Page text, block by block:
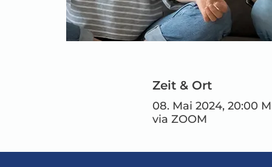
Zeit & Ort
08. Mai 2024, 20:00
via ZOOM